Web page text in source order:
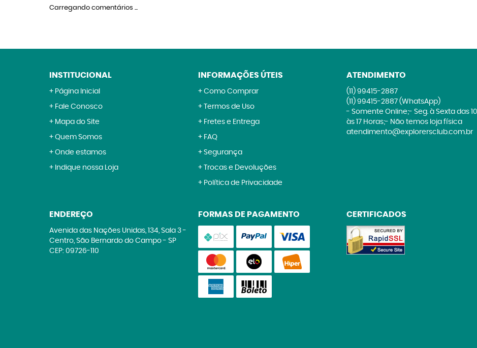
Carregando comentários ...
INSTITUCIONAL
Página Inicial
Fale Conosco
Mapa do Site
Quem Somos
Onde estamos
Indique nossa Loja
INFORMAÇÕES ÚTEIS
Como Comprar
Termos de Uso
Fretes e Entrega
FAQ
Segurança
Trocas e Devoluções
Política de Privacidade
ATENDIMENTO
(11) 99415-2887
(11) 99415-2887 (WhatsApp)
- Somente Online;- Seg. à Sexta das 10
às 17 Horas;- Não temos loja física
atendimento@explorersclub.com.br
ENDEREÇO
Avenida das Nações Unidas, 134, Sala 3-
Centro, São Bernardo do Campo- SP
CEP: 09726-110
FORMAS DE PAGAMENTO CERTIFICADOS